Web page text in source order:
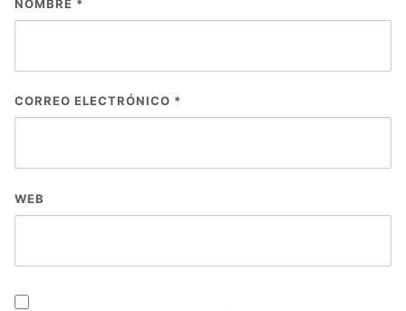
NOMBRE *
CORREO ELECTRÓNICO *
WEB